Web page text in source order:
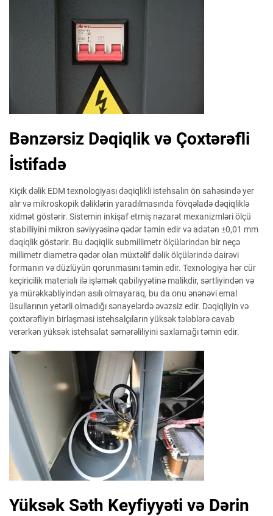
Bənzərsiz Dəqiqlik və Çoxtərəfli
İstifadə
Kiçik dəlik EDM texnologiyası dəqiqlikli istehsalın ön sahəsində yer
alır və mikroskopik dəliklərin yaradılmasında fövqəladə dəqiqliklə
xidmət göstərir. Sistemin inkişaf etmiş nəzarət mexanizmləri ölçü
stabilliyini mikron səviyyəsinə qədər təmin edir və adətən ±0,01 mm
dəqiqlik göstərir. Bu dəqiqlik submillimetr ölçülərindən bir neçə
millimetr diametrə qədər olan müxtəlif dəlik ölçülərində dairəvi
formanın və düzlüyün qorunmasını təmin edir. Texnologiya hər cür
keçiricilik materialı ilə işləmək qabiliyyətinə malikdir, sərtliyindən və
ya mürəkkəbliyindən asılı olmayaraq, bu da onu ənənəvi emal
üsullarının yetərli olmadığı sənayelərdə əvəzsiz edir. Dəqiqliyin və
çoxtərəfliyin birləşməsi istehsalçıların yüksək tələblərə cavab
verərkən yüksək istehsalat səmərəliliyini saxlamağı təmin edir.
Yüksək Səth Keyfiyyəti və Dərin